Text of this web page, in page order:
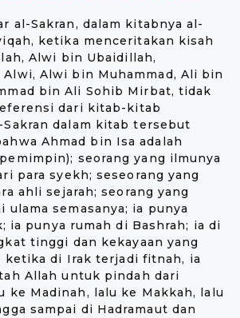
al-Sakran, dalam kitabnya al-
ketika menceritakan kisah
Alwi bin Ubaidillah,
Alwi, Alwi bin Muhammad, Ali bin
bin Ali Sohib Mirbat, tidak
dari kitab-kitab
Sakran dalam kitab tersebut
Ahmad bin Isa adalah
seorang yang ilmunya
para syekh; seseorang yang
ahli sejarah; seorang yang
ulama semasanya; ia punya
ia punya rumah di Bashrah; ia di
tinggi dan kekayaan yang
ketika di Irak terjadi fitnah, ia
Allah untuk pindah dari
ke Madinah, lalu ke Makkah, lalu
sampai di Hadramaut dan